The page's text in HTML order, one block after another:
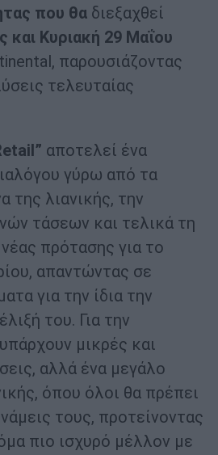
που θα διεξαχθεί
Κυριακή 29 Μαΐου
παρουσιάζοντας
τελευταίας
αποτελεί ένα
γύρω από τα
της λιανικής, την
τάσεων και τελικά τη
πρότασης για το
απαντώντας σε
για την ίδια την
του. Για την
μικρές και
αλλά ένα μεγάλο
όπου όλοι θα πρέπει
τους, προτείνοντας
πιο ισχυρό μέλλον με